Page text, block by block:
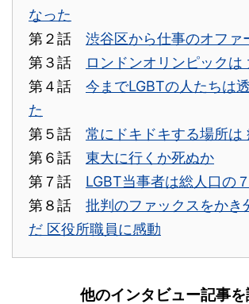
なった
第２話 渋谷区から仕事のオファ
第３話
ロンドンオリンピックは
第４話 今までLGBTの人たちは
た
第５話 常にドキドキする場所は
第６話 東大に行くか死ぬか
第７話 LGBT当事者は総人口の
第８話 批判のファックスをかき
だ 区役所職員に感動
他のインタビュー記事